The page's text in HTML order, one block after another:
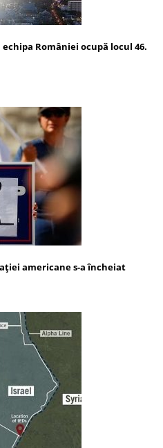
României ocupă locul 46.
americane s-a încheiat